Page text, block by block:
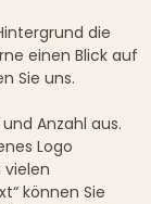
die
einen Blick auf
Sie uns.
Anzahl aus.
Logo
vielen
können Sie